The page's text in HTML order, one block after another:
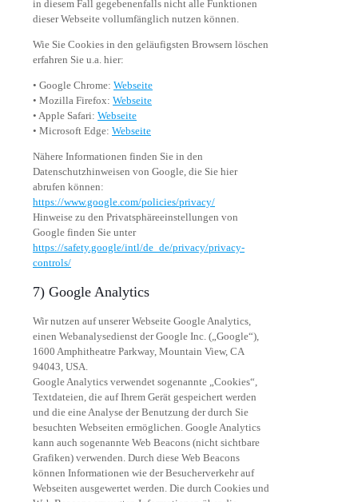
in diesem Fall gegebenenfalls nicht alle Funktionen
dieser Webseite vollumfänglich nutzen können.
Wie Sie Cookies in den geläufigsten Browsern löschen
erfahren Sie u.a. hier:
• Google Chrome: Webseite
• Mozilla Firefox: Webseite
• Apple Safari: Webseite
• Microsoft Edge: Webseite
Nähere Informationen finden Sie in den
Datenschutzhinweisen von Google, die Sie hier
abrufen können:
https://www.google.com/policies/privacy/
Hinweise zu den Privatsphäreeinstellungen von
Google finden Sie unter
https://safety.google/intl/de_de/privacy/privacy-
controls/
7) Google Analytics
Wir nutzen auf unserer Webseite Google Analytics,
einen Webanalysedienst der Google Inc. („Google“),
1600 Amphitheatre Parkway, Mountain View, CA
94043, USA.
Google Analytics verwendet sogenannte „Cookies“,
Textdateien, die auf Ihrem Gerät gespeichert werden
und die eine Analyse der Benutzung der durch Sie
besuchten Webseiten ermöglichen. Google Analytics
kann auch sogenannte Web Beacons (nicht sichtbare
Grafiken) verwenden. Durch diese Web Beacons
können Informationen wie der Besucherverkehr auf
Webseiten ausgewertet werden. Die durch Cookies und